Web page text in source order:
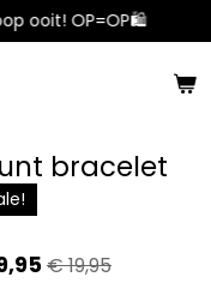
ooit! OP=OP🛍️
bracelet
€ 19,95